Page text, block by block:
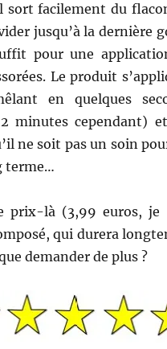
sort facilement du
jusqu’à la dernière
pour une
Le produit
en quelques
minutes cependant)
ne soit pas un soin
terme…
prix-là (3,99 euros, je
qui durera
demander de plus ?